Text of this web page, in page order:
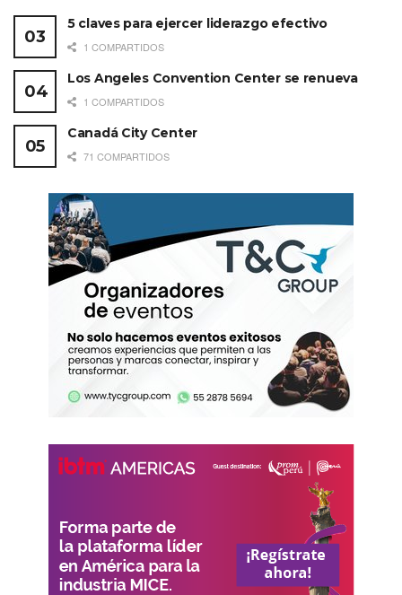
5 claves para ejercer liderazgo efectivo
1 COMPARTIDOS
Los Angeles Convention Center se renueva
1 COMPARTIDOS
Canadá City Center
71 COMPARTIDOS